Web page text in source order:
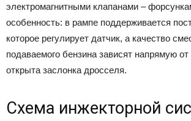
электромагнитными клапанами –
особенность: в рампе поддерживается
которое регулирует датчик, а качество
подаваемого бензина зависят напрямую от
открыта заслонка дросселя.
Схема инжекторной